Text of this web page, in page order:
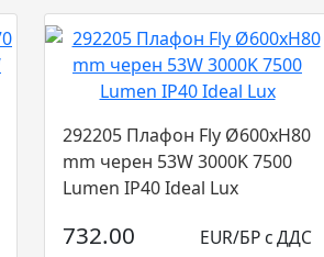
292205 Плафон Fly Ø600xH80
mm черен 53W 3000K 7500
Lumen IP40 Ideal Lux
732.00 EUR/БР с ДДС